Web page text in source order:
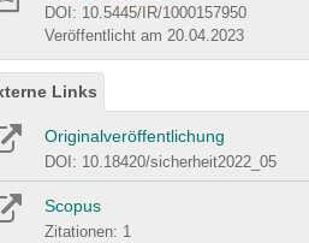
DOI: 10.5445/IR/1000157950
Veröffentlicht am 20.04.2023
Links
Originalveröffentlichung
DOI: 10.18420/sicherheit2022_05
Scopus
Zitationen: 1